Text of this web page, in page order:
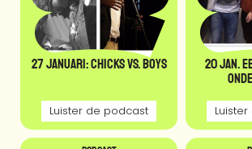
27 januari: Chicks vs. Boys
Luister de podcast
20 jan.